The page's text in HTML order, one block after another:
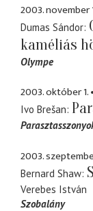
2003. november
Dumas Sándor
kaméliás
Olympe
2003. október 1.
Ivo Brešan
2003.
Bernard Shaw
Verebes István
Szobalány